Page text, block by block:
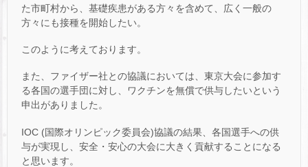
た市町村から、基礎疾患がある方々を含めて、広く一般の
方々にも接種を開始したい。
このように考えております。
また、ファイザー社との協議においては、東京大会に参加す
る各国の選手団に対し、ワクチンを無償で供与したいという
申出がありました。
IOC (国際オリンピック委員会)協議の結果、各国選手への供
与が実現し、安全・安心の大会に大きく貢献することになる
と思います。